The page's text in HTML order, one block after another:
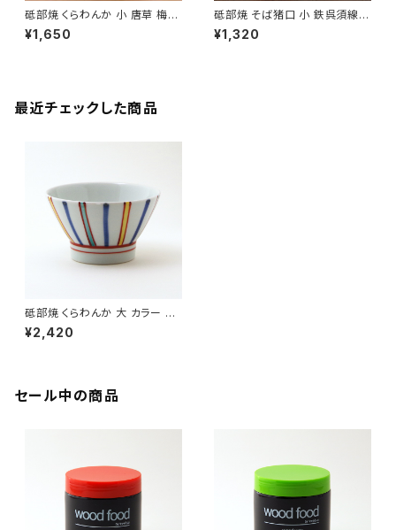
砥部焼 くらわんか 小 唐草 梅山
窯 愛媛県【ご飯茶碗】【飯碗】【伝
統工芸品】【民藝品】【ギフト プレ
¥1,650
砥部焼 そば猪口 小 鉄呉須線
梅山窯 愛媛県【伝統工芸品】【民
藝品】【ギフト プレゼント】【父の
¥1,320
最近チェックした商品
砥部焼 くらわんか 大 カラー 梅
山窯 愛媛県【飯碗】【ご飯茶碗】
【伝統工芸品】【民藝品】【ギフト
¥2,420
セール中の商品